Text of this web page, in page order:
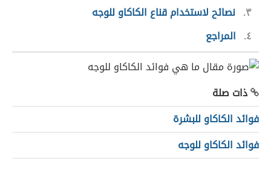
٣ نصائح لاستخدام قناع الكاكاو للوجه
٤
المراجع
ذات صلة
فوائد الكاكاو للبشرة
فوائد الكاكاو للوجه